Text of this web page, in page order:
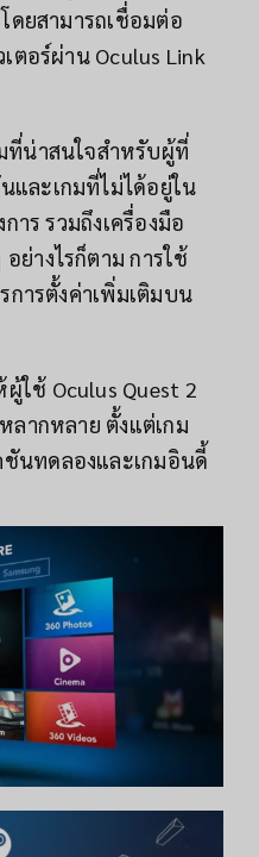
ดยสามารถเชื่อมต่อ
ตอร์ผ่าน Oculus Link
น่าสนใจสำหรับผู้ที่
และเกมที่ไม่ได้อยู่ใน
าร รวมถึงเครื่องมือ
ย่างไรก็ตาม การใช้
การตั้งค่าเพิ่มเติมบน
ใช้ Oculus Quest 2
ลากหลาย ตั้งแต่เกม
นทดลองและเกมอินดี้